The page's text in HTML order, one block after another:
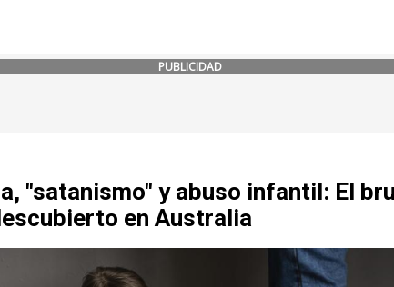
PUBLICIDAD
"satanismo" y abuso infantil: El
en Australia